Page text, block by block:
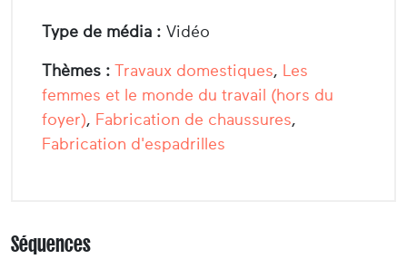
Type de média : Vidéo
Thèmes : Travaux domestiques, Les
femmes et le monde du travail (hors du
foyer), Fabrication de chaussures,
Fabrication d'espadrilles
Séquences